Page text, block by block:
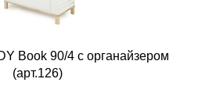
Book 90/4 с органайзером
(арт.126)